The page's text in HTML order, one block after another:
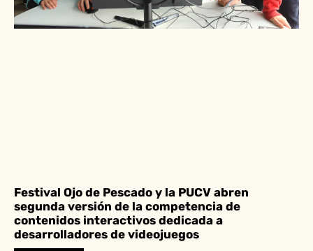
Festival Ojo de Pescado y la PUCV abren
segunda versión de la competencia de
contenidos interactivos dedicada a
desarrolladores de videojuegos